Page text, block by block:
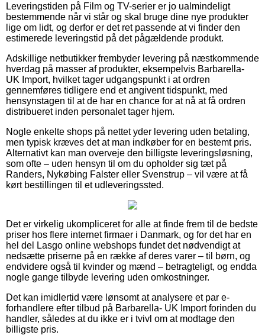
Leveringstiden på Film og TV-serier er jo ualmindeligt
bestemmende når vi står og skal bruge dine nye produkter
lige om lidt, og derfor er det ret passende at vi finder den
estimerede leveringstid på det pågældende produkt.
Adskillige netbutikker frembyder levering på næstkommende
hverdag på masser af produkter, eksempelvis Barbarella-
UK Import, hvilket tager udgangspunkt i at ordren
gennemføres tidligere end et angivent tidspunkt, med
hensynstagen til at de har en chance for at nå at få ordren
distribueret inden personalet tager hjem.
Nogle enkelte shops på nettet yder levering uden betaling,
men typisk kræves det at man indkøber for en bestemt pris.
Alternativt kan man overveje den billigste leveringsløsning,
som ofte – uden hensyn til om du opholder sig tæt på
Randers, Nykøbing Falster eller Svenstrup – vil være at få
kørt bestillingen til et udleveringssted.
Det er virkelig ukompliceret for alle at finde frem til de bedste
priser hos flere internet firmaer i Danmark, og for det har en
hel del Lasgo online webshops fundet det nødvendigt at
nedsætte priserne på en række af deres varer – til børn, og
endvidere også til kvinder og mænd – betragteligt, og endda
nogle gange tilbyde levering uden omkostninger.
Det kan imidlertid være lønsomt at analysere et par e-
forhandlere efter tilbud på Barbarella- UK Import forinden du
handler, således at du ikke er i tvivl om at modtage den
billigste pris.